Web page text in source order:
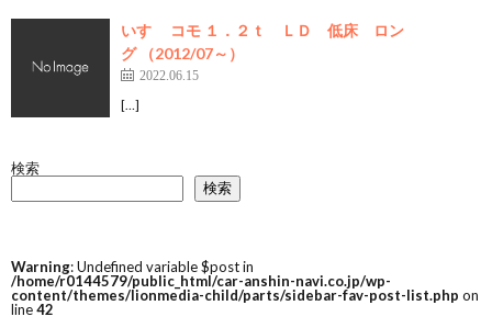
いすゞ コモ １．２ｔ ＬＤ 低床 ロン
グ （2012/07～）
2022.06.15
[…]
検索
検索
Warning: Undefined variable $post in
/home/r0144579/public_html/car-anshin-navi.co.jp/wp-
content/themes/lionmedia-child/parts/sidebar-fav-post-list.php on
line42